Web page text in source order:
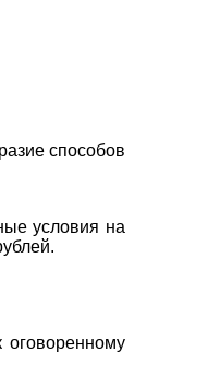
способов
условия на